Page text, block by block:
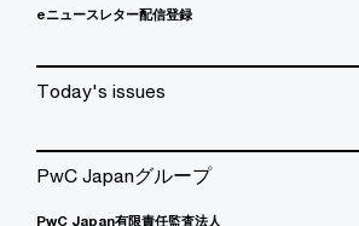
eニュースレター配信登録
Today's issues
PwC Japanグループ
PwC Japan有限責任監査法人